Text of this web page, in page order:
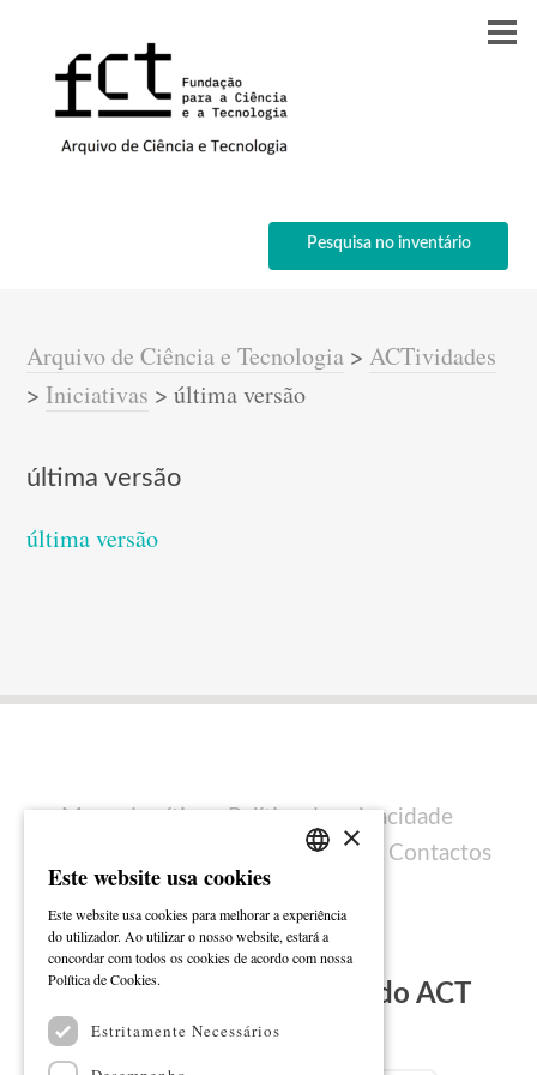
Pesquisa no inventário
Arquivo de Ciência e Tecnologia >ACTividades
>Iniciativas >última versão
última versão
última versão
Mapa do sítio
Política de privacidade
Ficha técnica Contactos
Subscreva a Newsletter do ACT
ENGLISH
×
Este website usa cookies
Este website usa cookies para melhorar a experiência
do utilizador. Ao utilizar o nosso website, estará a
concordar com todos os cookies de acordo com nossa
Política de Cookies.
Estritamente Necessários